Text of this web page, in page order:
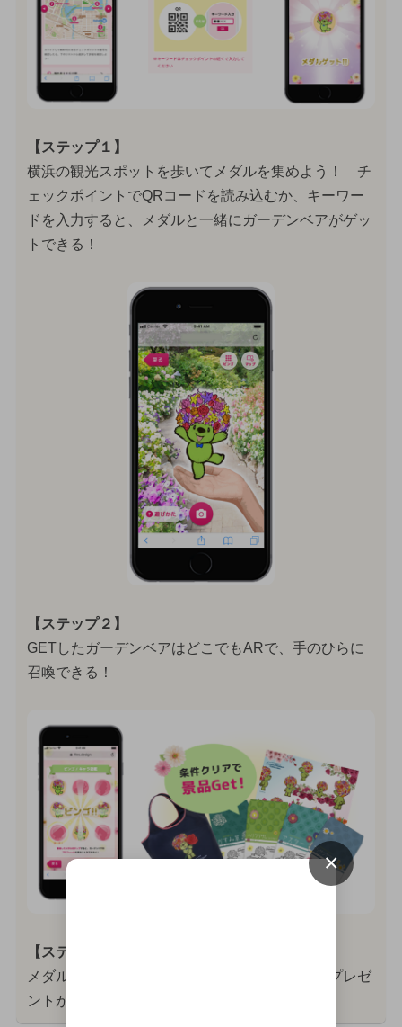
【ステップ１】
横浜の観光スポットを歩いてメダルを集めよう！ チ
ェックポイントでQRコードを読み込むか、キーワー
ドを入力すると、メダルと一緒にガーデンベアがゲッ
トできる！
【ステップ２】
GETしたガーデンベアはどこでもARで、手のひらに
召喚できる！
【ステップ３】
メダルを集めてビンゴが揃ったら、さまざまなプレゼ
ントがもらえる！
×